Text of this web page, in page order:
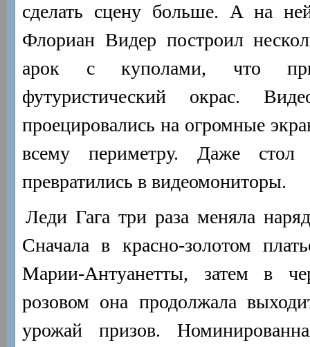
сделать сцену больше. А на
Флориан Видер построил
арок с куполами, что
футуристический окрас.
проецировались на огромные
всему периметру. Даже
превратились в видеомониторы.
Леди Гага три раза меняла
Сначала в красно-золотом
Марии-Антуанетты, затем в
розовом она продолжала
урожай призов.